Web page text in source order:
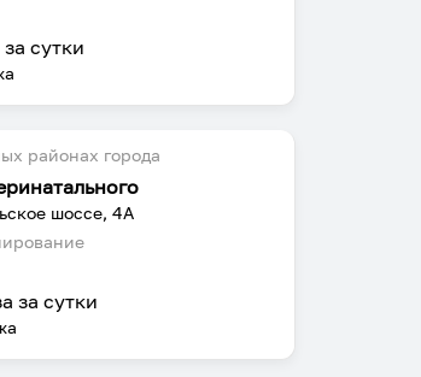
за сутки
районах города
шоссе, 4А
за сутки